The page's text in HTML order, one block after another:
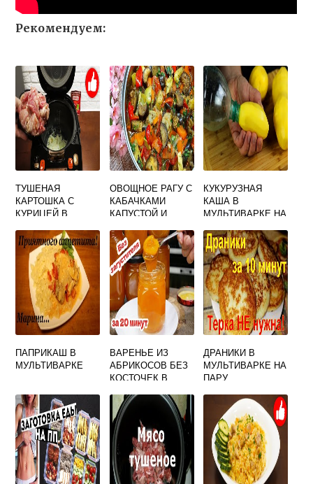
Рекомендуем:
ТУШЕНАЯ
КАРТОШКА С
КУРИЦЕЙ В
СМЕТАНОЙ
ОВОЩНОЕ РАГУ С
КАБАЧКАМИ
КАПУСТОЙ И
МУЛЬТИВАРКЕ
КУКУРУЗНАЯ
КАША В
МУЛЬТИВАРКЕ НА
ПАПРИКАШ В
МУЛЬТИВАРКЕ
ВАРЕНЬЕ ИЗ
АБРИКОСОВ БЕЗ
КОСТОЧЕК В
РЕЦЕПТ НА ЗИМУ
ДРАНИКИ В
МУЛЬТИВАРКЕ НА
ПАРУ